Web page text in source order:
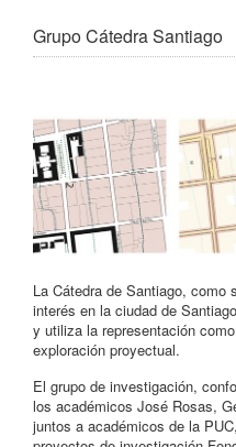
Grupo Cátedra Santiago
La Cátedra de Santiago, como
interés en la ciudad de
y utiliza la representación
exploración proyectual.
El grupo de investigación,
los académicos José Rosas,
juntos a académicos de la